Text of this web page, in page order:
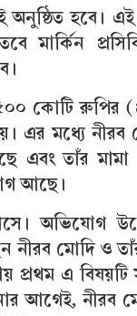
অনুষ্ঠিত হবে।
মার্কিন
কোটি রুপির
এর মধ্যে নীরব
এবং তাঁর
আছে।
অভিযোগ
নীরব মোদি ও
প্রথম এ বিষয়টি
আগেই, নীরব